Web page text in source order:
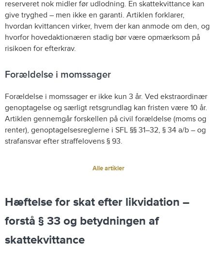
reserveret nok midler før udlodning. En skattekvittance kan
give tryghed – men ikke en garanti. Artiklen forklarer,
hvordan kvittancen virker, hvem der kan anmode om den, og
hvorfor hovedaktionæren stadig bør være opmærksom på
risikoen for efterkrav.
Forældelse i momssager
Forældelse i momssager er ikke kun 3 år. Ved ekstraordinær
genoptagelse og særligt retsgrundlag kan fristen være 10 år.
Artiklen gennemgår forskellen på civil forældelse (moms og
renter), genoptagelsesreglerne i SFL §§ 31–32, § 34 a/b – og
strafansvar efter straffelovens § 93.
Alle artikler
Hæftelse for skat efter likvidation –
forstå § 33 og betydningen af
skattekvittance